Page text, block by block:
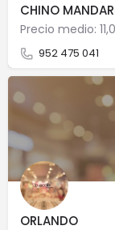
CHINO
952 475 041
ORLANDO